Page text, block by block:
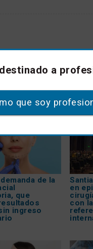
de la
que
ingreso
en
con
a
que soy